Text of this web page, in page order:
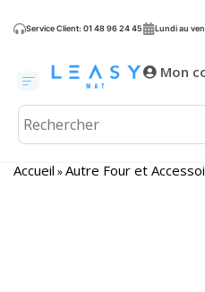
Service Client: 01 48 96 24 45 Lundi au
Mon
Accueil »Autre Four et